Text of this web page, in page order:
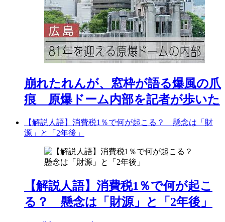
崩れたれんが、窓枠が語る爆風の爪
痕 原爆ドーム内部を記者が歩いた
【解説人語】消費税1％で何が起こる？ 懸念は「財
源」と「2年後」
【解説人語】消費税1％で何が起こ
る？ 懸念は「財源」と「2年後」